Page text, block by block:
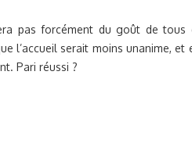
pas forcément du goût de tous
l’accueil serait moins unanime, et
Pari réussi ?